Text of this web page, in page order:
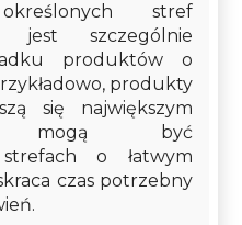
stref
jest szczególnie
produktów o
produkty
się największym
mogą być
o łatwym
czas potrzebny